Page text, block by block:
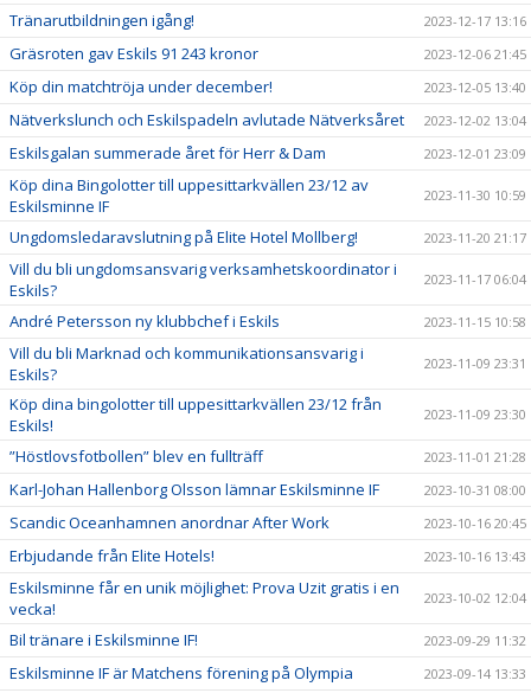
Tränarutbildningen igång! 2023-12-17 13:16
Gräsroten gav Eskils 91 243 kronor 2023-12-06 21:45
Köp din matchtröja under december! 2023-12-05 13:40
Nätverkslunch och Eskilspadeln avlutade Nätverksåret 2023-12-02 13:04
Eskilsgalan summerade året för Herr & Dam 2023-12-01 23:09
Köp dina Bingolotter till uppesittarkvällen 23/12 av
Eskilsminne IF
2023-11-30 10:59
Ungdomsledaravslutning på Elite Hotel Mollberg! 2023-11-20 21:17
Vill du bli ungdomsansvarig verksamhetskoordinator i
Eskils?
2023-11-17 06:04
André Petersson ny klubbchef i Eskils 2023-11-15 10:58
Vill du bli Marknad och kommunikationsansvarig i
Eskils?
2023-11-09 23:31
Köp dina bingolotter till uppesittarkvällen 23/12 från
Eskils!
2023-11-09 23:30
”Höstlovsfotbollen” blev en fullträff 2023-11-01 21:28
Karl-Johan Hallenborg Olsson lämnar Eskilsminne IF 2023-10-31 08:00
Scandic Oceanhamnen anordnar After Work 2023-10-16 20:45
Erbjudande från Elite Hotels! 2023-10-16 13:43
Eskilsminne får en unik möjlighet: Prova Uzit gratis i en
vecka!
2023-10-02 12:04
Bil tränare i Eskilsminne IF! 2023-09-29 11:32
Eskilsminne IF är Matchens förening på Olympia 2023-09-14 13:33